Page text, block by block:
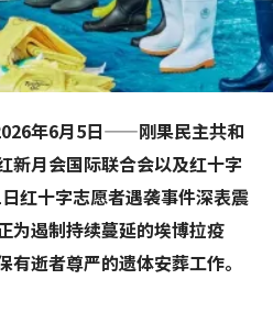
年6月5日——刚果民主共和
新月会国际联合会以及红十字
红十字志愿者遇袭事件深表震
为遏制持续蔓延的埃博拉疫
逝者尊严的遗体安葬工作。